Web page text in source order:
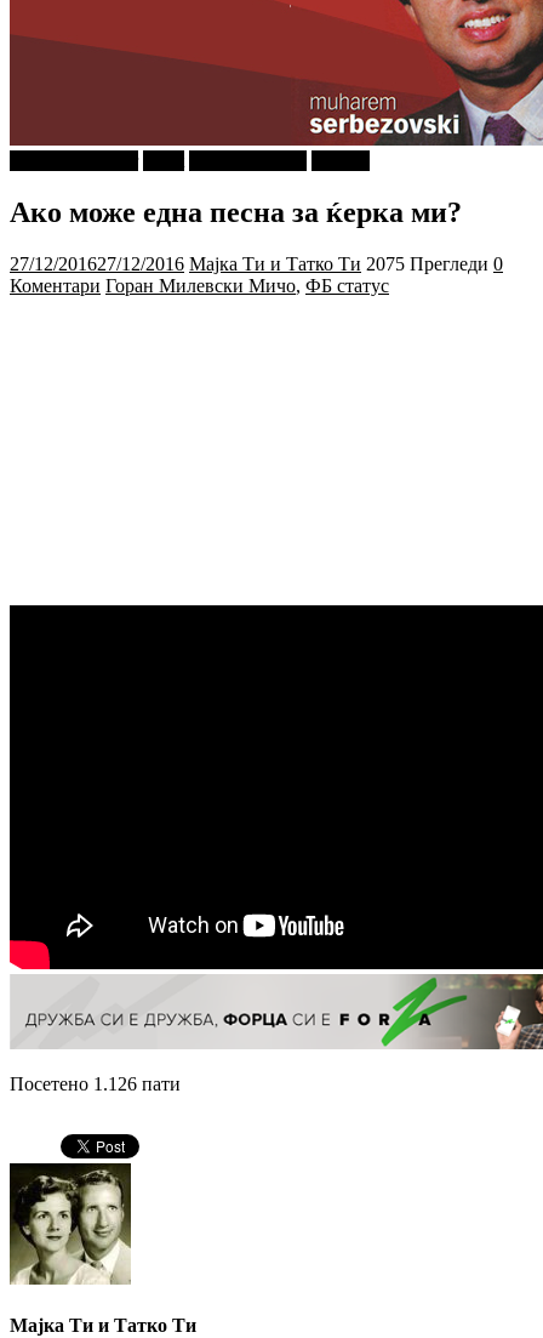
Ако може една песна за ќерка ми?
27/12/201627/12/2016 Мајка Ти и Татко Ти 2075 Прегледи 0
Коментари Горан Милевски Мичо, ФБ статус
Посетено 1.126 пати
Мајка Ти и Татко Ти